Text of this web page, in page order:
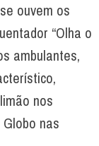
ouvem os
“Olha o
ambulantes,
nos
nas